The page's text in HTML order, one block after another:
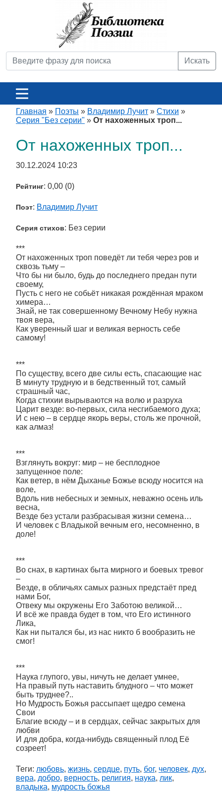
Искать
Главная » Поэты » Владимир Лучит » Стихи »
Серия "Без серии" » От нахоженных троп...
От нахоженных троп...
30.12.2024 10:23
Рейтинг: 0,00 (0)
Поэт: Владимир Лучит
Серия стихов: Без серии
***
От нахоженных троп поведёт ли тебя через ров и
сквозь тьму –
Что бы ни было, будь до последнего предан пути
своему,
Пусть с него не собьёт никакая рождённая мраком
химера…
Знай, не так совершенному Вечному Небу нужна
твоя вера,
Как уверенный шаг и великая верность себе
самому!
***
По существу, всего две силы есть, спасающие нас
В минуту трудную и в бедственный тот, самый
страшный час,
Когда стихии вырываются на волю и разруха
Царит везде: во-первых, сила несгибаемого духа;
И с нею – в сердце якорь веры, столь же прочной,
как алмаз!
***
Взглянуть вокруг: мир – не бесплодное
запущенное поле:
Как ветер, в нём Дыханье Божье всюду носится на
воле,
Вдоль нив небесных и земных, неважно осень иль
весна,
Везде без устали разбрасывая жизни семена…
И человек с Владыкой вечным его, несомненно, в
доле!
***
Во снах, в картинах быта мирного и боевых тревог
–
Везде, в обличьях самых разных предстаёт пред
нами Бог,
Отвеку мы окружены Его Заботою великой…
И всё же правда будет в том, что Его истинного
Лика,
Как ни пытался бы, из нас никто б вообразить не
смог!
***
Наука глупого, увы, ничуть не делает умнее,
На правый путь наставить блудного – что может
быть труднее?..
Но Мудрость Божья рассыпает щедро семена
Свои
Благие всюду – и в сердцах, сейчас закрытых для
любви
И для добра, когда-нибудь священный плод Её
созреет!
Теги: любовь, жизнь, сердце, путь, бог, человек, дух,
вера, добро, верность, религия, наука, лик,
владыка, мудрость божья